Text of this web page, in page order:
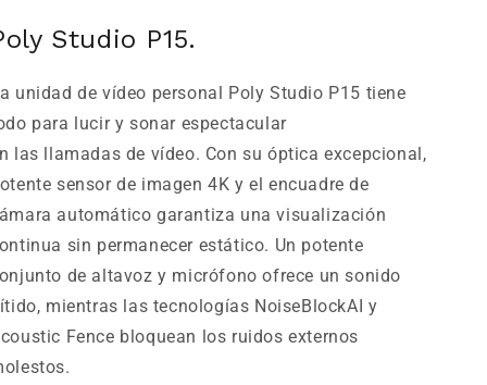
apertura,
encuadre
apertura,
encuadre
Studio P15.
unidad de vídeo personal Poly Studio P15 tiene
para lucir y sonar espectacular
las llamadas de vídeo. Con su óptica excepcional,
sensor de imagen 4K y el encuadre de
automático garantiza una visualización
sin permanecer estático. Un potente
de altavoz y micrófono ofrece un sonido
mientras las tecnologías NoiseBlockAI y
Fence bloquean los ruidos externos